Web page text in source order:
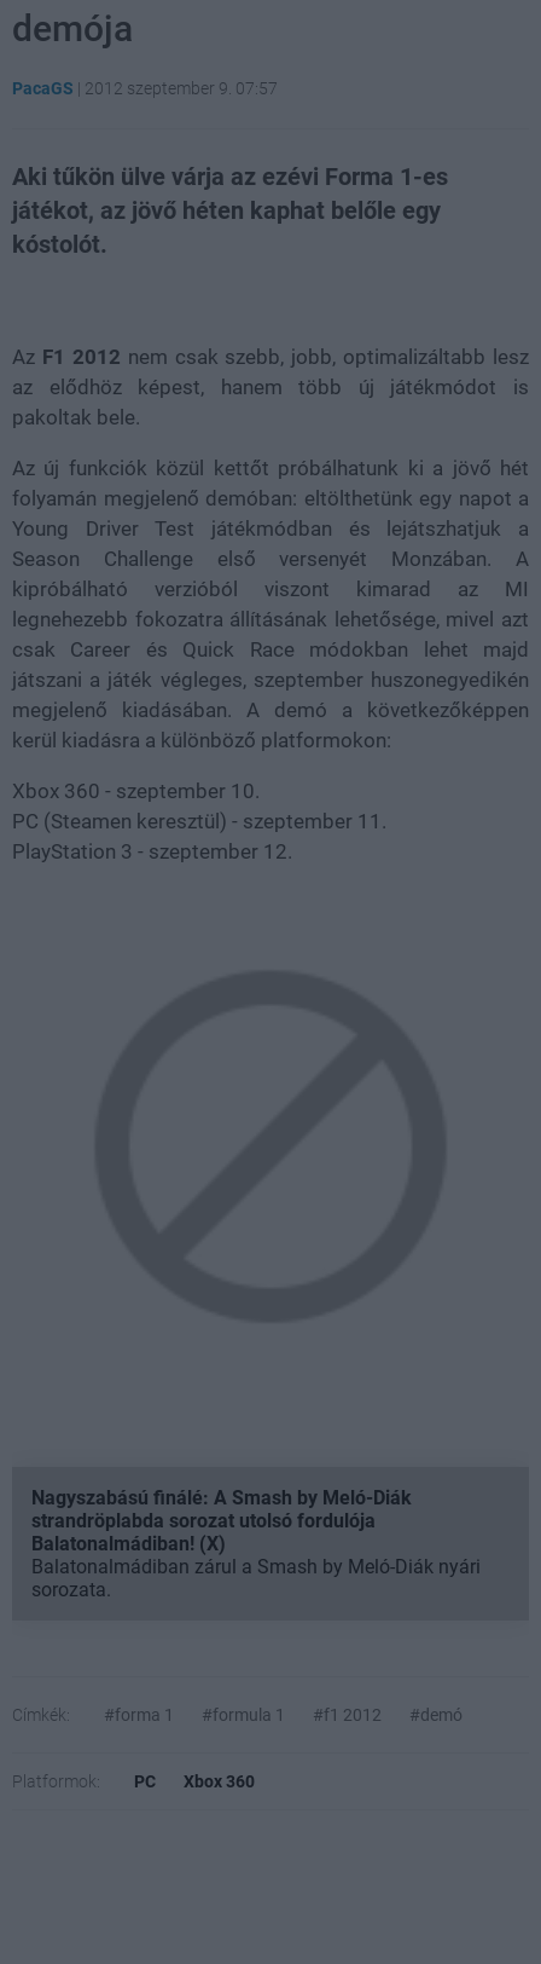
demója
PacaGS | 2012 szeptember 9. 07:57
Aki tűkön ülve várja az ezévi Forma 1-es
játékot, az jövő héten kaphat belőle egy
kóstolót.
Az F1 2012 nem csak szebb, jobb, optimalizáltabb lesz
az elődhöz képest, hanem több új játékmódot is
pakoltak bele.
Az új funkciók közül kettőt próbálhatunk ki a jövő hét
folyamán megjelenő demóban: eltölthetünk egy napot a
Young Driver Test játékmódban és lejátszhatjuk a
Season Challenge első versenyét Monzában. A
kipróbálható verzióból viszont kimarad az MI
legnehezebb fokozatra állításának lehetősége, mivel azt
csak Career és Quick Race módokban lehet majd
játszani a játék végleges, szeptember huszonegyedikén
megjelenő kiadásában. A demó a következőképpen
kerül kiadásra a különböző platformokon:
Xbox 360 - szeptember 10.
PC (Steamen keresztül) - szeptember 11.
PlayStation 3 - szeptember 12.
Nagyszabású finálé: A Smash by Meló-Diák
strandröplabda sorozat utolsó fordulója
Balatonalmádiban! (X)
Balatonalmádiban zárul a Smash by Meló-Diák nyári
sorozata.
Címkék: #forma 1 #formula 1 #f1 2012 #demó
Platformok: PC Xbox 360